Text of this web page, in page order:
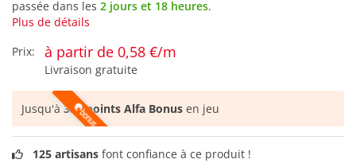
passée dans les 2 jours et 18 heures.
Plus de détails
Prix:
à partir de 0,58 €/m
Livraison gratuite
Jusqu'à357 points Alfa Bonus en jeu
125 artisans font confiance à ce produit !